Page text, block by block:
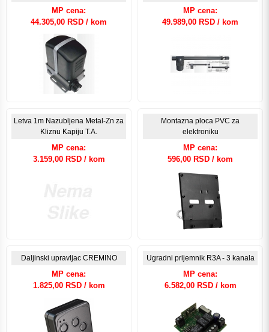
MP cena:
44.305,00 RSD / kom
MP cena:
49.989,00 RSD / kom
Letva 1m Nazubljena Metal-Zn za
Kliznu Kapiju T.A.
MP cena:
3.159,00 RSD / kom
Montazna ploca PVC za
elektroniku
MP cena:
596,00 RSD / kom
Daljinski upravljac CREMINO
MP cena:
1.825,00 RSD / kom
Ugradni prijemnik R3A - 3 kanala
MP cena:
6.582,00 RSD / kom